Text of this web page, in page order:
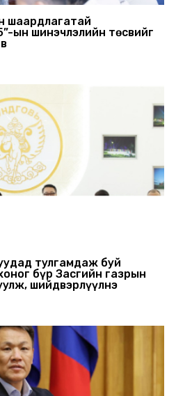
шаардлагатай
ын шинэчлэлийн төсвийг
тулгамдаж буй
бүр Засгийн газрын
шийдвэрлүүлнэ